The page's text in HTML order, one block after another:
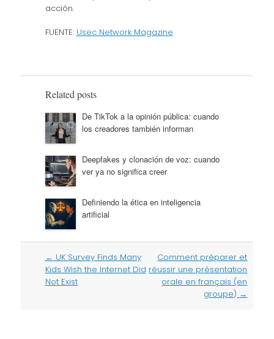
acción.
FUENTE: Usec Network Magazine
Related posts
De TikTok a la opinión pública: cuando
los creadores también informan
Deepfakes y clonación de voz: cuando
ver ya no significa creer
Definiendo la ética en inteligencia
artificial
Post
navigation
← UK Survey Finds Many
Kids Wish the Internet Did
Not Exist
Comment préparer et
réussir une présentation
orale en français (en
groupe) →